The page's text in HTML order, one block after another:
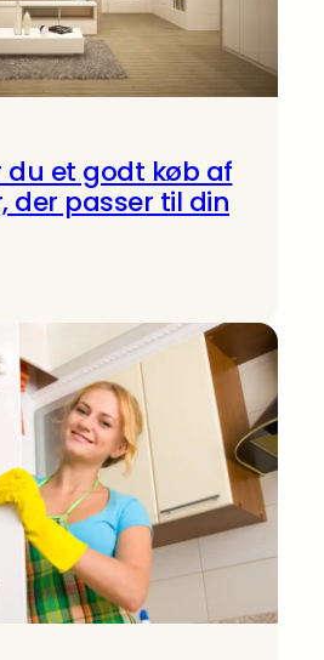
du et godt køb af
der passer til din